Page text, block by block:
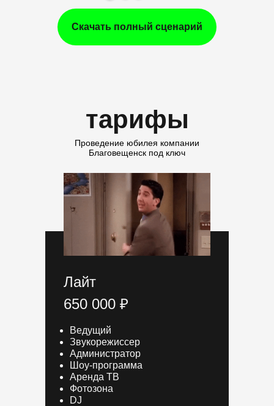
Скачать полный сценарий
тарифы
Проведение юбилея компании
Благовещенск под ключ
Лайт
650 000 ₽
Ведущий
Звукорежиссер
Администратор
Шоу-программа
Аренда ТВ
Фотозона
DJ